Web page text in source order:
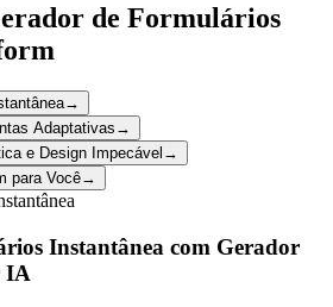
de Formulários
→
Adaptativas →
e Design Impecável →
para Você→
Instantânea com Gerador
IA